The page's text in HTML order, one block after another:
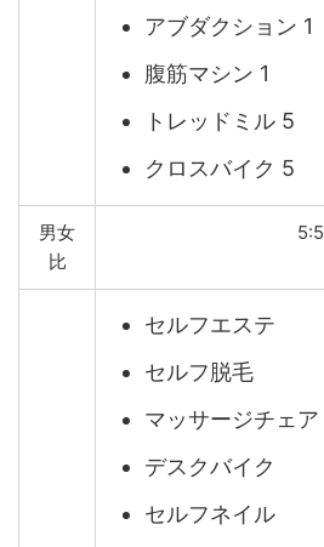
アブダクション 1
腹筋マシン 1
トレッドミル 5
クロスバイク 5
男女
比
5:5
セルフエステ
セルフ脱毛
マッサージチェア
デスクバイク
セルフネイル